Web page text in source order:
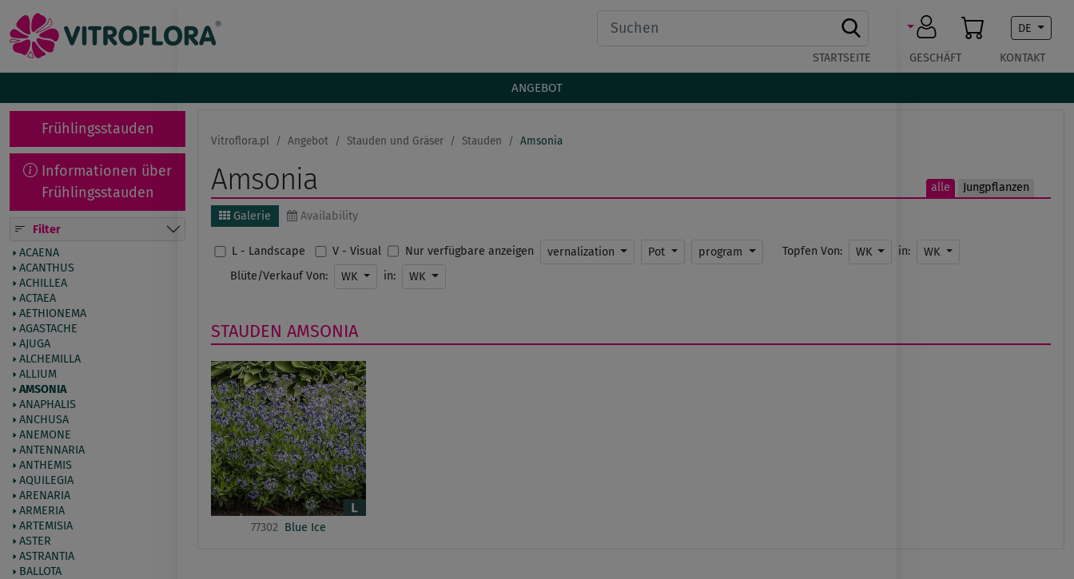
DE
STARTSEITE GESCHÄFT KONTAKT
ANGEBOT
Frühlingsstauden
Informationen über
Frühlingsstauden
Filter
ACAENA
ACANTHUS
ACHILLEA
ACTAEA
AETHIONEMA
AGASTACHE
AJUGA
ALCHEMILLA
ALLIUM
AMSONIA
ANAPHALIS
ANCHUSA
ANEMONE
ANTENNARIA
ANTHEMIS
AQUILEGIA
ARENARIA
ARMERIA
ARTEMISIA
ASTER
ASTRANTIA
BALLOTA
Vitroflora.pl Angebot Stauden und Gräser Stauden Amsonia
alle Jungpflanzen
Amsonia
Galerie Availability
L - Landscape V - Visual Nur verfügbare anzeigen vernalization Pot program Topfen Von: WK in:
WK
Blüte/Verkauf Von:
WK in: WK
STAUDEN AMSONIA
77302 Blue Ice